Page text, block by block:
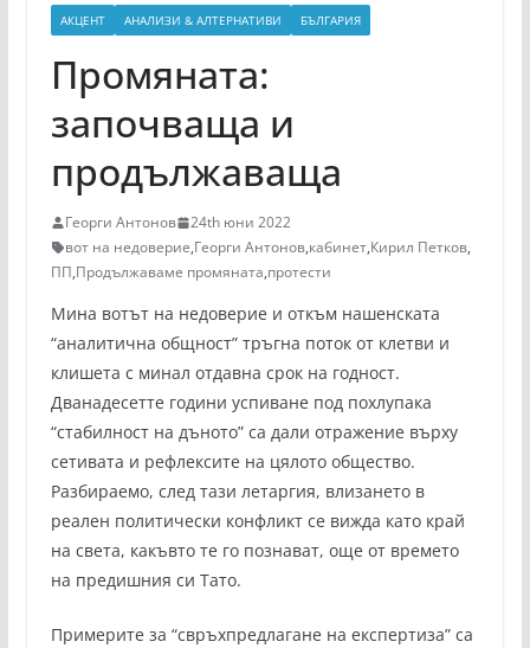
АКЦЕНТ АНАЛИЗИ & АЛТЕРНАТИВИ БЪЛГАРИЯ
Промяната:
започваща и
продължаваща
Георги Антонов
24th юни 2022
вот на недоверие,Георги Антонов,кабинет,Кирил Петков,
ПП,Продължаваме промяната,протести
Мина вотът на недоверие и откъм нашенската
“аналитична общност” тръгна поток от клетви и
клишета с минал отдавна срок на годност.
Дванадесетте години успиване под похлупака
“стабилност на дъното” са дали отражение върху
сетивата и рефлексите на цялото общество.
Разбираемо, след тази летаргия, влизането в
реален политически конфликт се вижда като край
на света, какъвто те го познават, още от времето
на предишния си Тато.
Примерите за “свръхпредлагане на експертиза” са